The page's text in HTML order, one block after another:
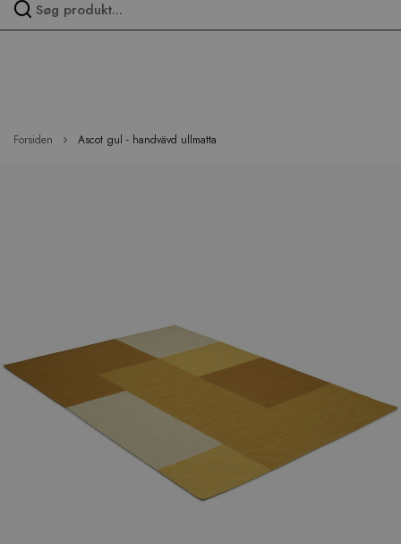
Forsiden Ascot gul - handvävd ullmatta